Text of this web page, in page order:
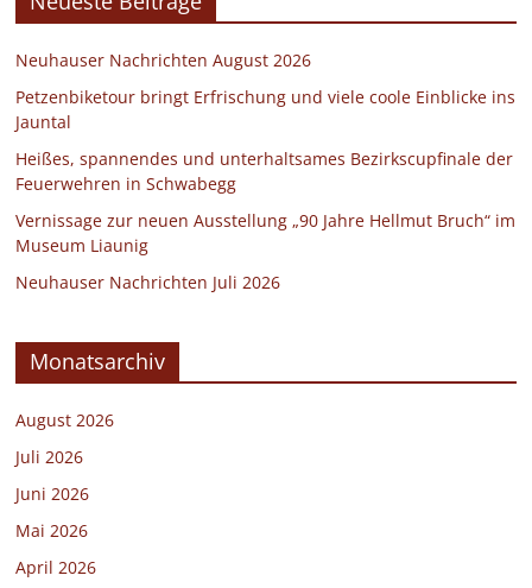
Neuhauser Nachrichten August 2026
Petzenbiketour bringt Erfrischung und viele coole Einblicke ins
Jauntal
Heißes, spannendes und unterhaltsames Bezirkscupfinale der
Feuerwehren in Schwabegg
Vernissage zur neuen Ausstellung „90 Jahre Hellmut Bruch“ im
Museum Liaunig
Neuhauser Nachrichten Juli 2026
Monatsarchiv
August 2026
Juli 2026
Juni 2026
Mai 2026
April 2026